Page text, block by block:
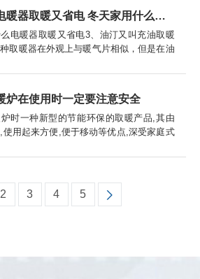
什么电暖器取暖又省电 冬天家用什么取暖器好
电暖器取暖又省电3、油汀又叫充油取暖
取暖器在外观上与暖气片相似，但是在油
温度升高。二、冬天家用什么取暖器好
取暖器3、电热膜取...
炉在使用时一定要注意安全
时一种新型的节能环保的取暖产品,其由
使用起来方便,便于移动等优点,深受家庭式
,使得环境稳定保持在一个恒定的范围内,
2 3 4 5